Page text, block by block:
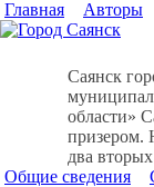
Главная Авторы
Саянск
области»
призером.
два
Общие сведения